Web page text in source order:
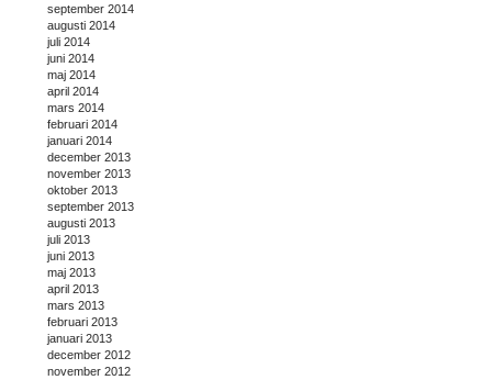
september 2014
augusti 2014
juli 2014
juni 2014
maj 2014
april 2014
mars 2014
februari 2014
januari 2014
december 2013
november 2013
oktober 2013
september 2013
augusti 2013
juli 2013
juni 2013
maj 2013
april 2013
mars 2013
februari 2013
januari 2013
december 2012
november 2012